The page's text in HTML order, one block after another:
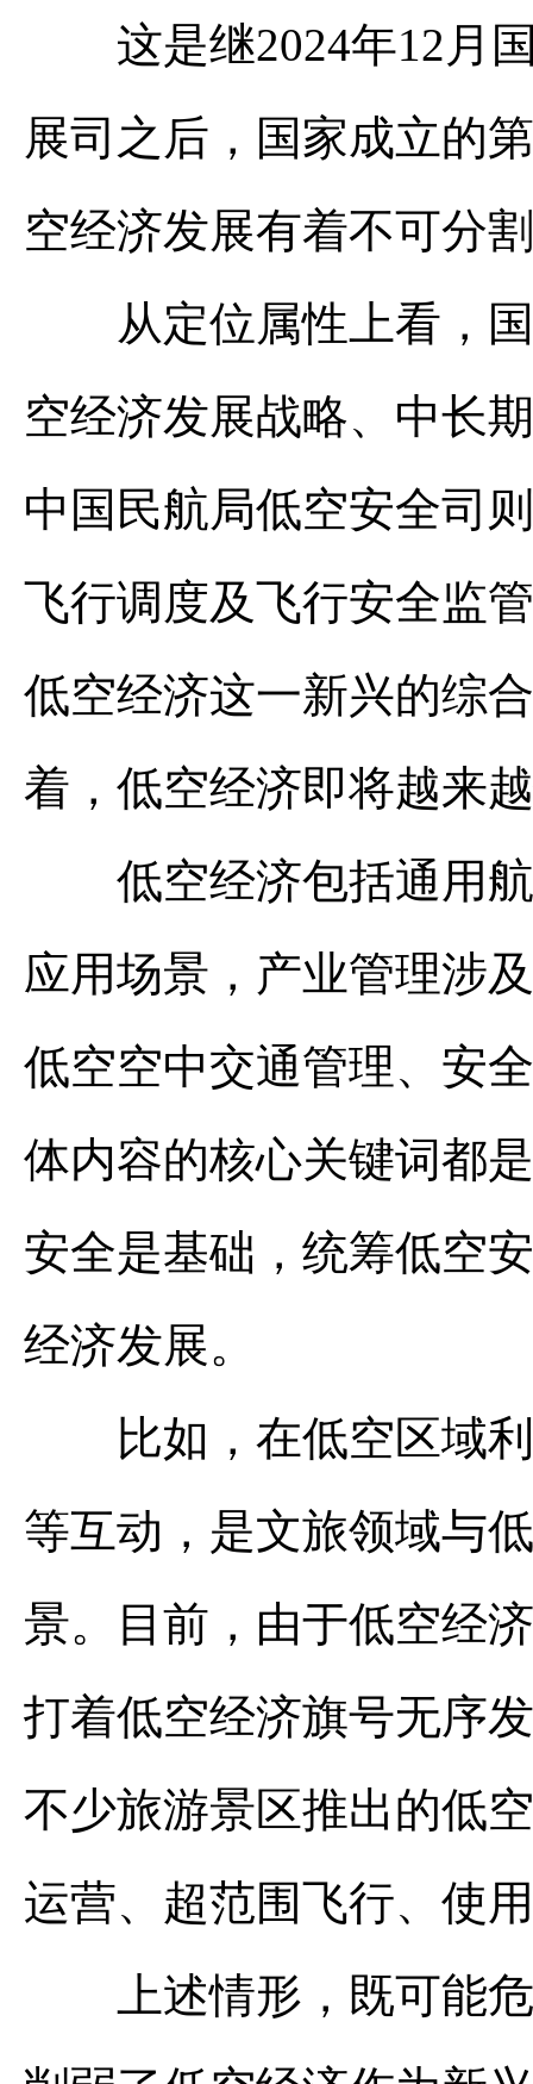
这是继2024年12月国
展司之后，国家成立的
空经济发展有着不可分
从定位属性上看，国
空经济发展战略、中长
中国民航局低空安全司
飞行调度及飞行安全监
低空经济这一新兴的综
着，低空经济即将越来
低空经济包括通用航
应用场景，产业管理涉
低空空中交通管理、安
体内容的核心关键词都
安全是基础，统筹低空
经济发展。
比如，在低空区域利
等互动，是文旅领域与
景。目前，由于低空经
打着低空经济旗号无序
不少旅游景区推出的低
运营、超范围飞行、使
上述情形，既可能危